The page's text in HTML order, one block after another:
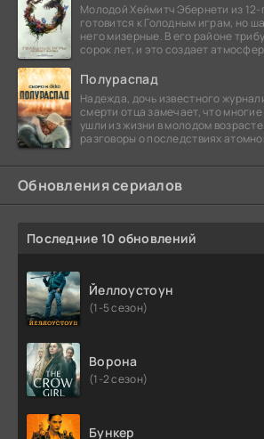
Молодой Хеймитч Эбернети из 12-
готовится к Голодным играм, но
него мизерные. В его районе
сорок лет, и это создает
Полураспад
Надежда, дочь известного
смерти отца замечает, что
ушли из жизни в молодом
разговоры о последствиях
Обновления сериалов
Последние 10 обновлений
Йеллоустоун
(1-5 сезон)
Ворона
(1-2 сезон)
Бункер